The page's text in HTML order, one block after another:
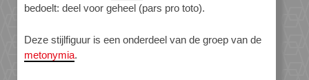
bedoelt: deel voor geheel (pars pro toto).
Deze stijlfiguur is een onderdeel van de groep van de
metonymia.